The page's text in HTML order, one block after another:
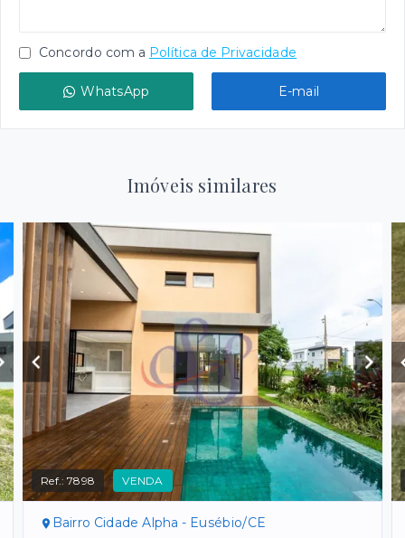
Concordo com a Política de Privacidade
WhatsApp E-mail
Imóveis similares
Ref.:7898 VENDA
Bairro Cidade Alpha - Eusébio/CE